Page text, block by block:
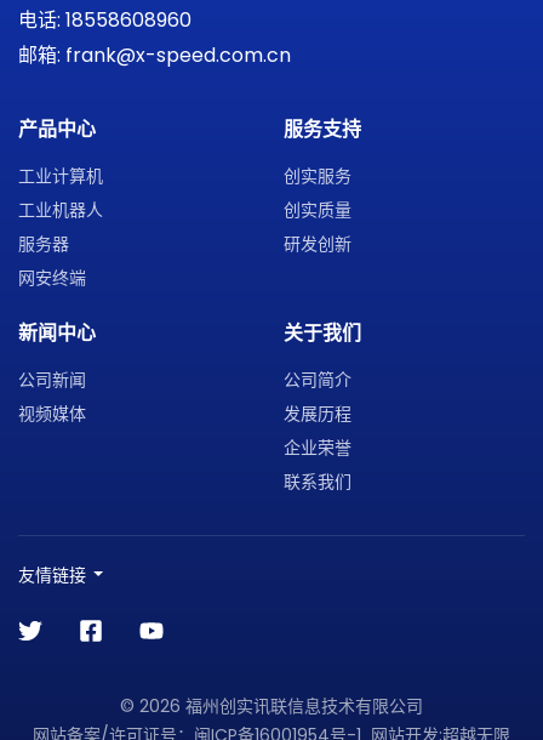
电话: 18558608960
邮箱: frank@x-speed.com.cn
产品中心
工业计算机
工业机器人
服务器
网安终端
服务支持
创实服务
创实质量
研发创新
新闻中心
公司新闻
视频媒体
关于我们
公司简介
发展历程
企业荣誉
联系我们
友情链接
© 2026 福州创实讯联信息技术有限公司
网站备案/许可证号： 闽ICP备16001954号-1 网站开发:超越无限